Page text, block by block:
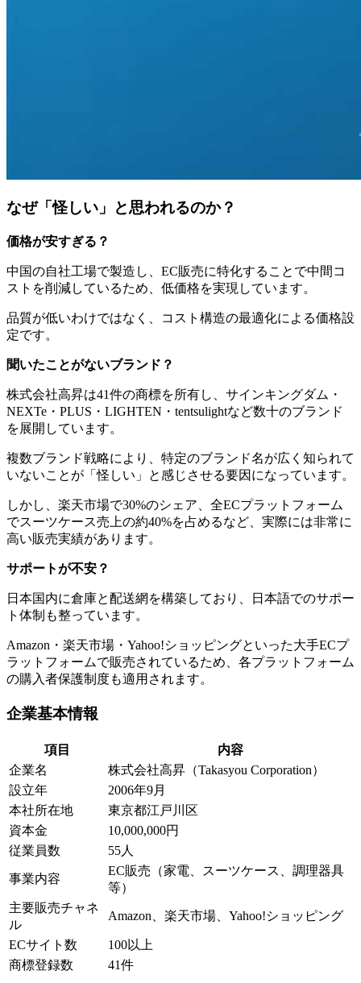
なぜ「怪しい」と思われるのか？
価格が安すぎる？
中国の自社工場で製造し、EC販売に特化することで中間コ
ストを削減しているため、低価格を実現しています。
品質が低いわけではなく、コスト構造の最適化による価格設
定です。
聞いたことがないブランド？
株式会社高昇は41件の商標を所有し、サインキングダム・
NEXTe・PLUS・LIGHTEN・tentsulightなど数十のブランド
を展開しています。
複数ブランド戦略により、特定のブランド名が広く知られて
いないことが「怪しい」と感じさせる要因になっています。
しかし、楽天市場で30%のシェア、全ECプラットフォーム
でスーツケース売上の約40%を占めるなど、実際には非常に
高い販売実績があります。
サポートが不安？
日本国内に倉庫と配送網を構築しており、日本語でのサポー
ト体制も整っています。
Amazon・楽天市場・Yahoo!ショッピングといった大手ECプ
ラットフォームで販売されているため、各プラットフォーム
の購入者保護制度も適用されます。
企業基本情報
項目
内容
企業名
株式会社高昇（Takasyou Corporation）
設立年
2006年9月
本社所在地
東京都江戸川区
資本金
10,000,000円
従業員数
55人
事業内容
EC販売（家電、スーツケース、調理器具
等）
主要販売チャネ
ル
Amazon、楽天市場、Yahoo!ショッピング
ECサイト数
100以上
商標登録数
41件